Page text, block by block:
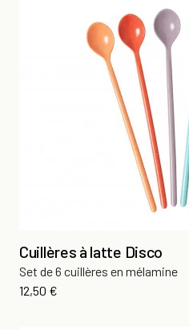
Cuillères à latte Disco
Set de 6 cuillères en mélamine
Prix
12,50 €